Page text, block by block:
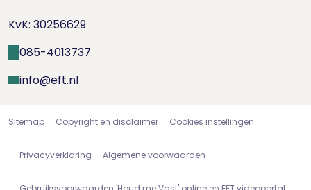
KvK: 30256629
085-4013737
info@eft.nl
Sitemap Copyright en disclaimer Cookies instellingen
Privacyverklaring Algemene voorwaarden